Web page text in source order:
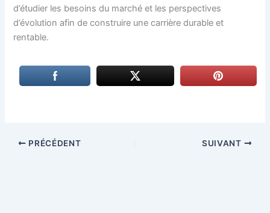
d’étudier les besoins du marché et les perspectives
d’évolution afin de construire une carrière durable et
rentable.
PRÉCÉDENT SUIVANT